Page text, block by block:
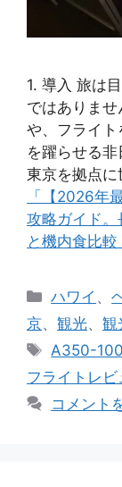
1. 導入 旅は
ではありま
や、フライ
を躍らせる非
東京を拠点
「【2026年
攻略ガイド
と機内食比
カ
テ
リ
ー
ハワイ 、
京、 観光、 観
タ
グ
A350-
フライトレビ
コメント